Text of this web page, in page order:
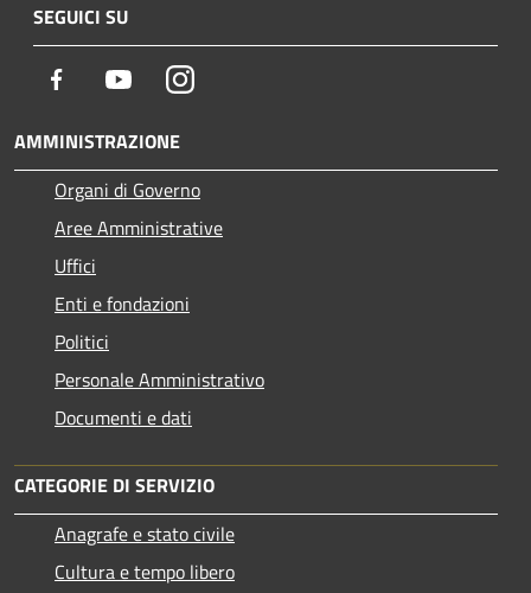
SEGUICI SU
Facebook YoutubeInstagram
AMMINISTRAZIONE
Organi di Governo
Aree Amministrative
Uffici
Enti e fondazioni
Politici
Personale Amministrativo
Documenti e dati
CATEGORIE DI SERVIZIO
Anagrafe e stato civile
Cultura e tempo libero